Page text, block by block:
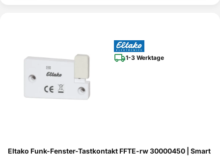
1-3 Werktage
Eltako Funk-Fenster-Tastkontakt FFTE-rw 30000450 | Smart